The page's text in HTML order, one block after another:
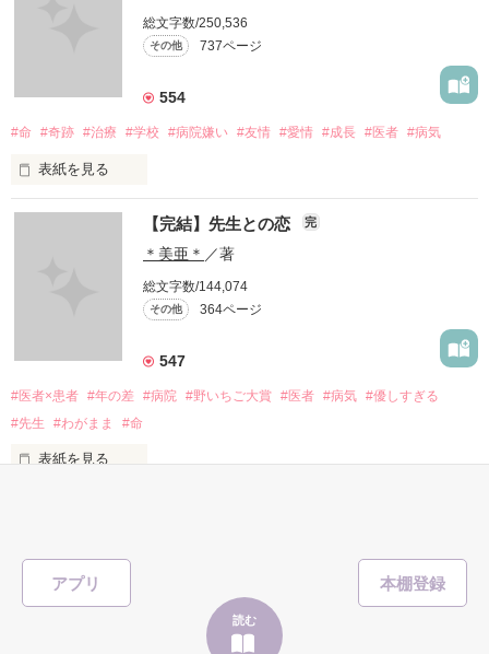
アプリ
読む
私には、あなたの母親になる資格はありますか？
あなたのママになる事はできますか？
あなたの母親になりたい…
総文字数/250,536
その他 737ページ
554
#命 #奇跡 #治療 #学校 #病院嫌い #友情 #愛情 #成長 #医者 #病気
表紙を見る
                   みんなのためにも
【完結】先生との恋 完
＊美亜＊ ／著
総文字数/144,074
その他 364ページ
547
#医者×患者 #年の差 #病院 #野いちご大賞 #医者 #病気 #優しすぎる
#先生
#わがまま #命
表紙を見る
「また抜け出すつもりですか？」